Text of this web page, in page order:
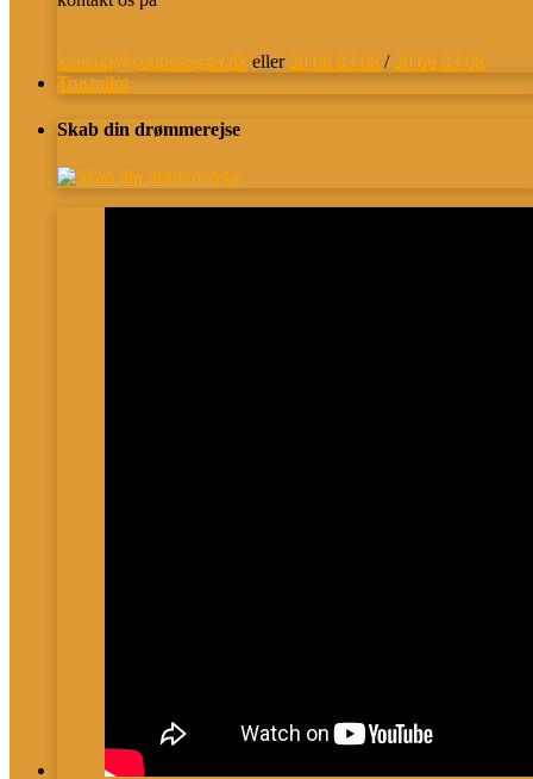
kontakt@younesrejser.dk eller 20 66 03 08 / 20 66 03 08
Trustpilot
Skab din drømmerejse